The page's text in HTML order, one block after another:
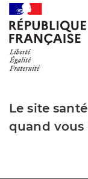
Le site
quand vous